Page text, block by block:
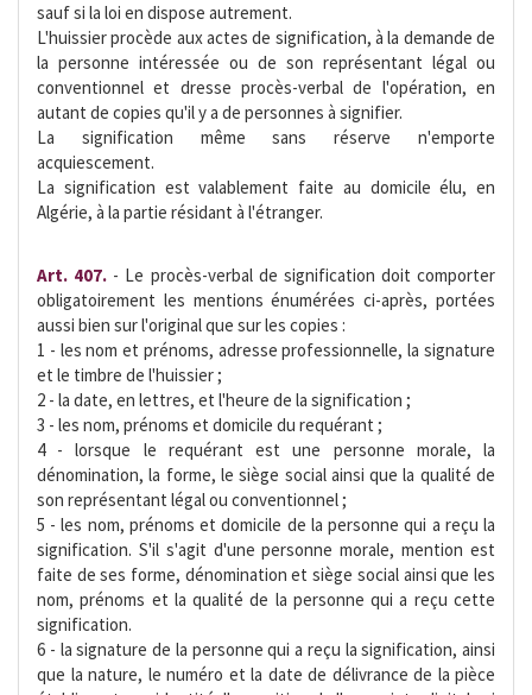
sauf si la loi en dispose autrement.
L'huissier procède aux actes de signification, à la demande de
la personne intéressée ou de son représentant légal ou
conventionnel et dresse procès-verbal de l'opération, en
autant de copies qu'il y a de personnes à signifier.
La signification même sans réserve n'emporte
acquiescement.
La signification est valablement faite au domicile élu, en
Algérie, à la partie résidant à l'étranger.
Art. 407. - Le procès-verbal de signification doit comporter
obligatoirement les mentions énumérées ci-après, portées
aussi bien sur l'original que sur les copies :
1 - les nom et prénoms, adresse professionnelle, la signature
et le timbre de l'huissier ;
2 - la date, en lettres, et l'heure de la signification ;
3 - les nom, prénoms et domicile du requérant ;
4 - lorsque le requérant est une personne morale, la
dénomination, la forme, le siège social ainsi que la qualité de
son représentant légal ou conventionnel ;
5 - les nom, prénoms et domicile de la personne qui a reçu la
signification. S'il s'agit d'une personne morale, mention est
faite de ses forme, dénomination et siège social ainsi que les
nom, prénoms et la qualité de la personne qui a reçu cette
signification.
6 - la signature de la personne qui a reçu la signification, ainsi
que la nature, le numéro et la date de délivrance de la pièce